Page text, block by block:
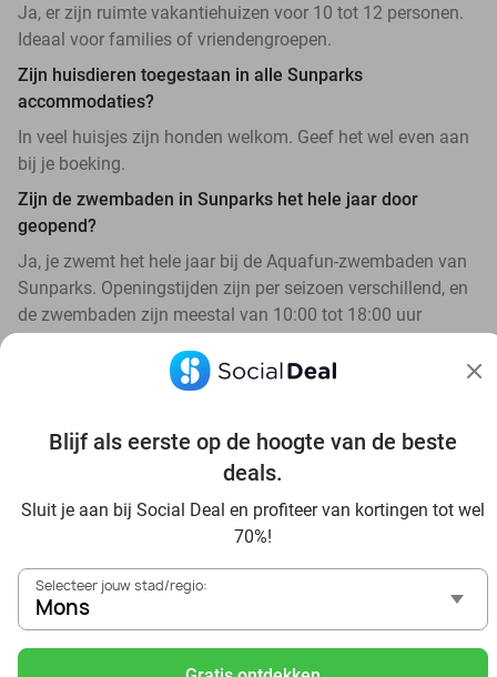
Blijf als eerste op de hoogte van de beste
deals.
Sluit je aan bij Social Deal en profiteer van kortingen tot wel
70%!
Selecteer jouw stad/regio:
Mons
Ja, er zijn ruimte vakantiehuizen voor 10 tot 12 personen.
Ideaal voor families of vriendengroepen.
Zijn huisdieren toegestaan in alle Sunparks
accommodaties?
In veel huisjes zijn honden welkom. Geef het wel even aan
bij je boeking.
Zijn de zwembaden in Sunparks het hele jaar door
geopend?
Ja, je zwemt het hele jaar bij de Aquafun-zwembaden van
Sunparks. Openingstijden zijn per seizoen verschillend, en
de zwembaden zijn meestal van 10:00 tot 18:00 uur
Ontdek alle topdeals in jouw omgeving